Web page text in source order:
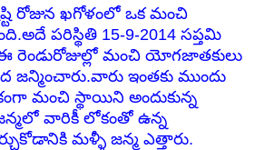
రోజున ఖగోళంలో ఒక మంచి
పరిస్థితి 15-9-2014 సప్తమి
రెండురోజుల్లో మంచి యోగజాతకులు
ఇంతకు ముందు
మంచి స్థాయిని అందుకున్న
జన్మలో వారికీ లోకంతో ఉన్న
మళ్ళీ జన్మ ఎత్తారు.